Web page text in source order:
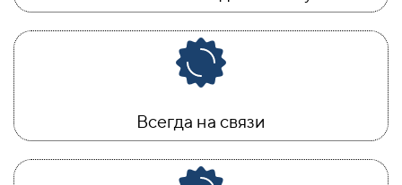
Всегда на связи